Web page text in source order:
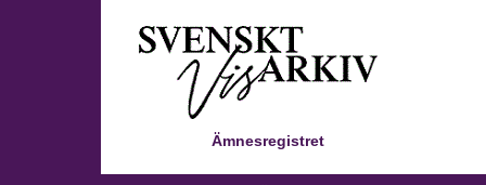
Ämnesregistret